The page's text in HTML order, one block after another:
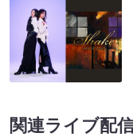
関連ライブ配